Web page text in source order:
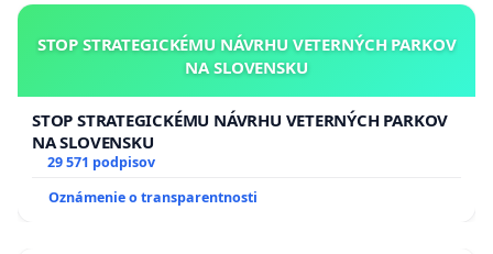
STOP STRATEGICKÉMU NÁVRHU VETERNÝCH PARKOV
NA SLOVENSKU
STOP STRATEGICKÉMU NÁVRHU VETERNÝCH PARKOV
NA SLOVENSKU
29 571 podpisov
Oznámenie o transparentnosti